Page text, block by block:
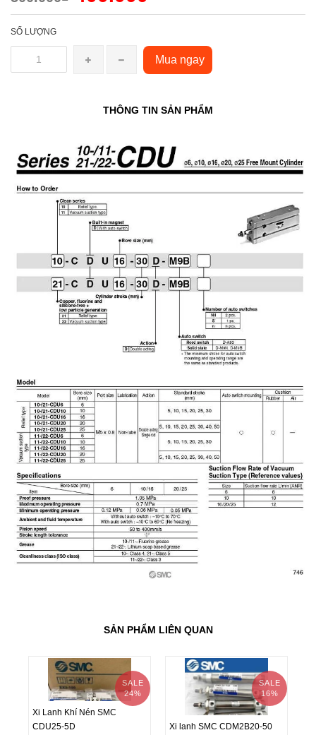
SỐ LƯỢNG
Mua ngay
THÔNG TIN SẢN PHẨM
SẢN PHẨM LIÊN QUAN
SALE
24%
Xi Lanh Khí Nén SMC
Xi Lanh Khí Nén SMC
CDU25-5D
SALE
16%
Xi lanh SMC CDM2B20-50